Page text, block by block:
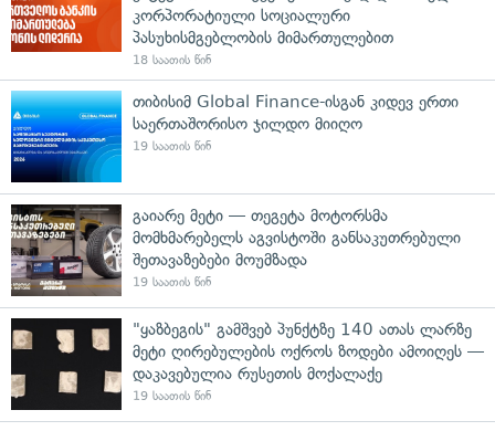
კორპორატიული სოციალური
პასუხისმგებლობის მიმართულებით
18 საათის წინ
თიბისიმ Global Finance-ისგან კიდევ ერთი
საერთაშორისო ჯილდო მიიღო
19 საათის წინ
გაიარე მეტი — თეგეტა მოტორსმა
მომხმარებელს აგვისტოში განსაკუთრებული
შეთავაზებები მოუმზადა
19 საათის წინ
"ყაზბეგის" გამშვებ პუნქტზე 140 ათას ლარზე
მეტი ღირებულების ოქროს ზოდები ამოიღეს —
დაკავებულია რუსეთის მოქალაქე
19 საათის წინ